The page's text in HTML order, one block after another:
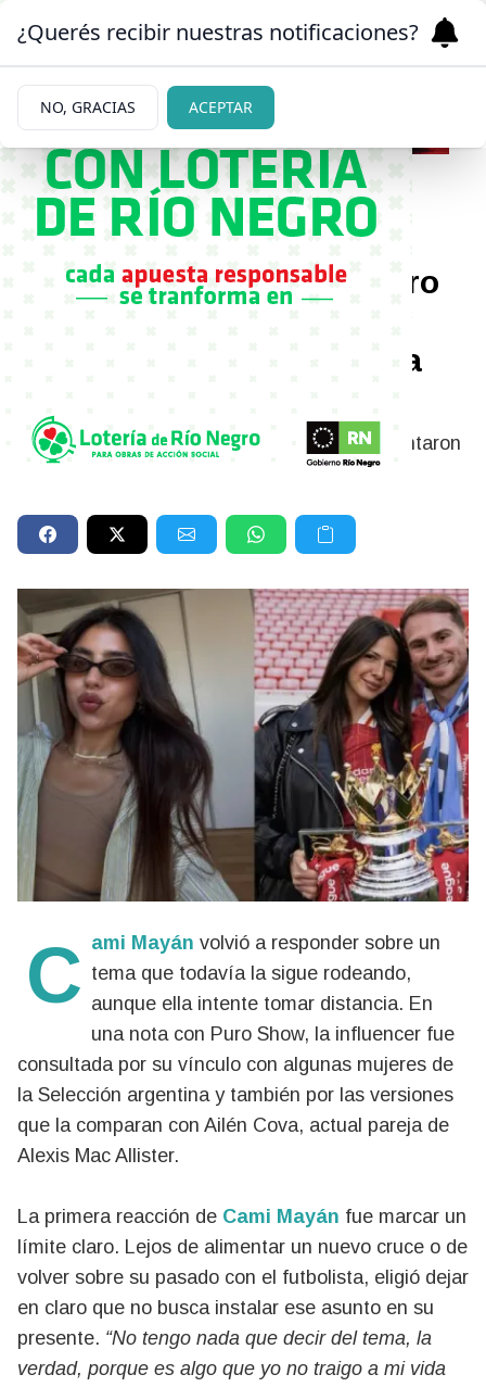
FILOSA | 03/06/2026
Cami Mayán opinó sin filtro
Allister y las mujeres de la
La reacción de Cami Mayán cuando le preguntaron
Cami Mayán volvió a responder sobre un
tema que todavía la sigue rodeando,
aunque ella intente tomar distancia. En
una nota con Puro Show, la influencer fue
consultada por su vínculo con algunas mujeres de
la Selección argentina y también por las versiones
que la comparan con Ailén Cova, actual pareja de
Alexis Mac Allister.
La primera reacción de Cami Mayán fue marcar un
límite claro. Lejos de alimentar un nuevo cruce o de
volver sobre su pasado con el futbolista, eligió dejar
en claro que no busca instalar ese asunto en su
presente. “No tengo nada que decir del tema, la
verdad, porque es algo que yo no traigo a mi vida
¿Querés recibir nuestras notificaciones?
NO, GRACIAS ACEPTAR